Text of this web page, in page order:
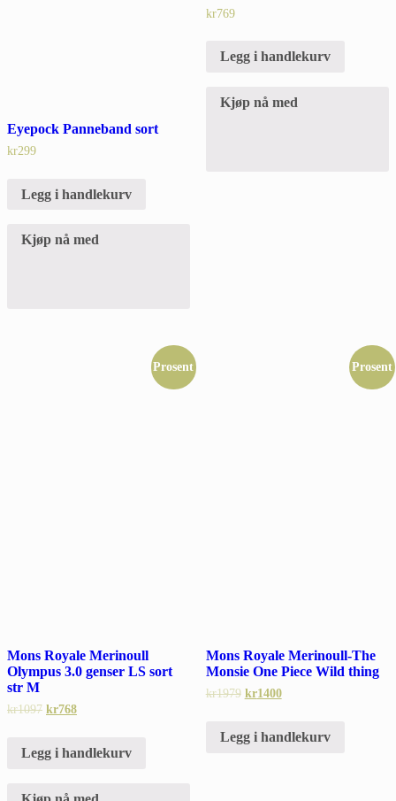
Eyepock Panneband sort
kr299
Legg i handlekurv
Kjøp nå med
kr769
Legg i handlekurv
Kjøp nå med
Prosent
Mons Royale Merinoull
Olympus 3.0 genser LS sort
str M
kr1097 kr768
Legg i handlekurv
Prosent
Mons Royale Merinoull-The
Monsie One Piece Wild thing
kr1979 kr1400
Legg i handlekurv